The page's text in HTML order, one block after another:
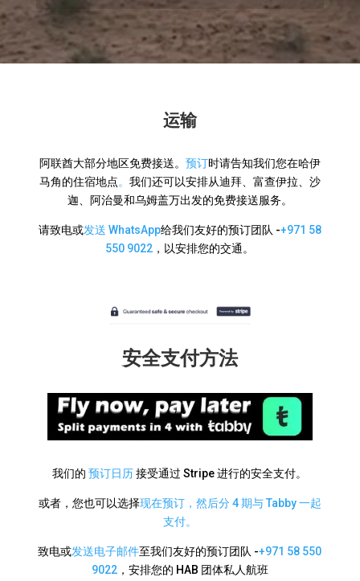
运输
阿联酋大部分地区免费接送。 预订时请告知我们您在哈伊
马角的住宿地点。 我们还可以安排从迪拜、富查伊拉、沙
迦、阿治曼和乌姆盖万出发的免费接送服务。
请致电或发送 WhatsApp给我们友好的预订团队 -+971 58
550 9022 ，以安排您的交通。
安全支付方法
我们的 预订日历接受通过 Stripe 进行的安全支付。
或者，您也可以选择现在预订，然后分 4 期与 Tabby 一起
支付。
致电或发送电子邮件至我们友好的预订团队 -+971 58 550
9022，安排您的 HAB 团体私人航班